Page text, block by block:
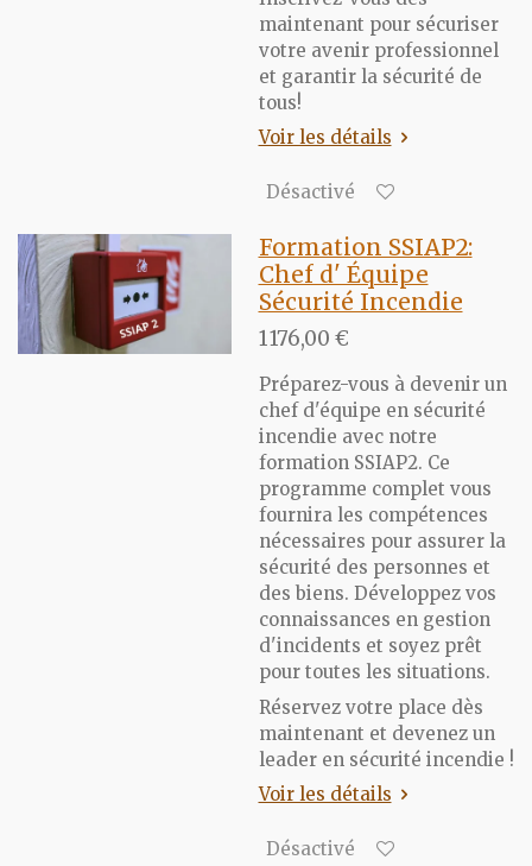
maintenant pour sécuriser
votre avenir professionnel
et garantir la sécurité de
tous!
Voir les détails
Désactivé
Formation SSIAP2:
Chef d' Équipe
Sécurité Incendie
1 176,00 €
Préparez-vous à devenir un
chef d'équipe en sécurité
incendie avec notre
formation SSIAP2. Ce
programme complet vous
fournira les compétences
nécessaires pour assurer la
sécurité des personnes et
des biens. Développez vos
connaissances en gestion
d'incidents et soyez prêt
pour toutes les situations.
Réservez votre place dès
maintenant et devenez un
leader en sécurité incendie !
Voir les détails
Désactivé